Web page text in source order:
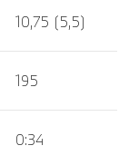
10,75 (5,5)
195
0:34